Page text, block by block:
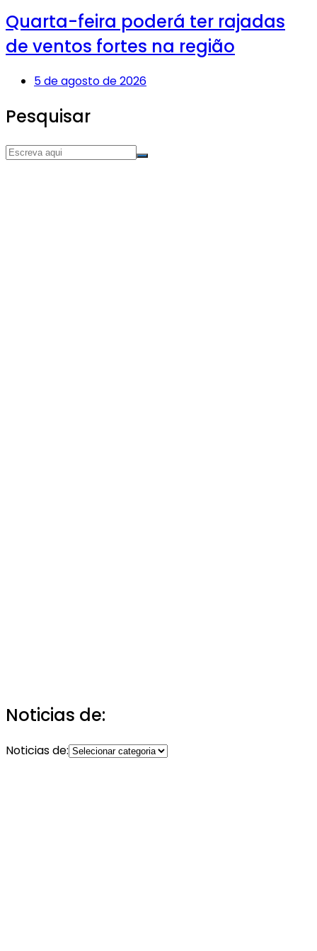
Quarta-feira poderá ter rajadas
de ventos fortes na região
5 de agosto de 2026
Pesquisar
Noticias de:
Noticias de: